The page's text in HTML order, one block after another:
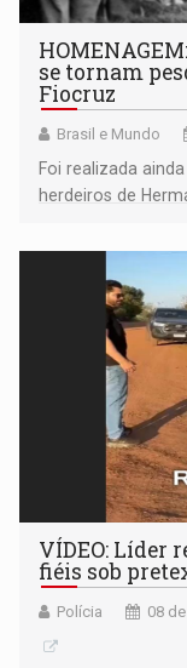
se tornam
Fiocruz
Brasil e Mundo
Foi realizada
herdeiros de
VÍDEO: Líder
fiéis sob
Polícia 08